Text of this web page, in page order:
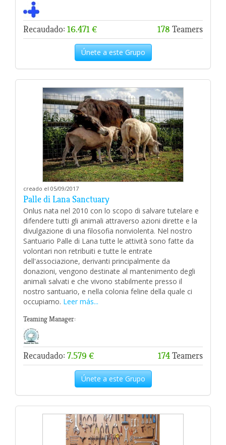
Recaudado: 16.471 € 178 Teamers
Únete a este Grupo
creado el 05/09/2017
Palle di Lana Sanctuary
Onlus nata nel 2010 con lo scopo di salvare tutelare e
difendere tutti gli animali attraverso azioni dirette e la
divulgazione di una filosofia nonviolenta. Nel nostro
Santuario Palle di Lana tutte le attività sono fatte da
volontari non retribuiti e tutte le entrate
dell'associazione, derivanti principalmente da
donazioni, vengono destinate al mantenimento degli
animali salvati e che vivono stabilmente presso il
nostro santuario, e nella colonia feline della quale ci
occupiamo. Leer más...
Teaming Manager:
Recaudado: 7.579 € 174Teamers
Únete a este Grupo